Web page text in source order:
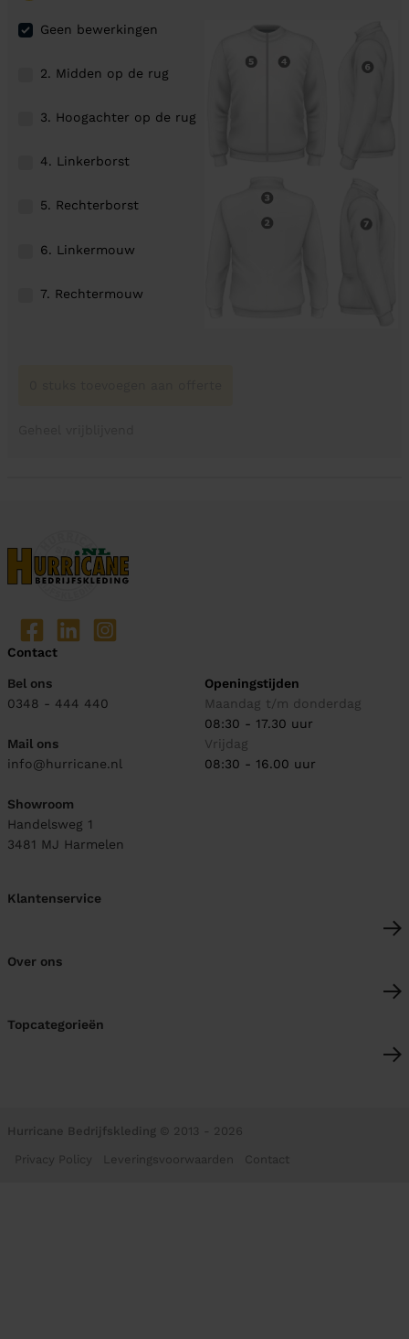
Geen bewerkingen
2. Midden op de rug
3. Hoogachter op de rug
4. Linkerborst
5. Rechterborst
6. Linkermouw
7. Rechtermouw
Contact
Bel ons
0348 - 444 440
Mail ons
info@hurricane.nl
Showroom
Handelsweg 1
3481 MJ Harmelen
Openingstijden
Maandag t/m donderdag
08:30 - 17.30 uur
Vrijdag
08:30 - 16.00 uur
Klantenservice
Over ons
Topcategorieën
Hurricane Bedrijfskleding © 2013 - 2026
Privacy Policy Leveringsvoorwaarden Contact